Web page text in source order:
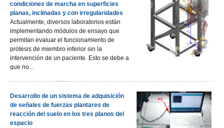
condiciones de marcha en superficies
planas, inclinadas y con irregularidades
Actualmente, diversos laboratorios están
implementando módulos de ensayo que
permitan evaluar el funcionamiento de
prótesis de miembro inferior sin la
intervención de un paciente. Esto se debe a
que no...
Desarrollo de un sistema de adquisición
de señales de fuerzas plantares de
reacción del suelo en los tres planos del
espacio